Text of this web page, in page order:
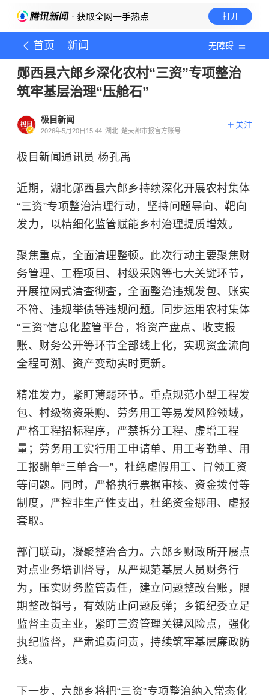
· 获取全网一手热点 打开
首页 新闻 无障碍
郧西县六郎乡深化农村“三资”专项整治
筑牢基层治理“压舱石”
极目新闻
2026年5月20日15:44 湖北 楚天都市报官方账号
关注
极目新闻通讯员 杨孔禹
近期，湖北郧西县六郎乡持续深化开展农村集体
“三资”专项整治清理行动，坚持问题导向、靶向
发力，以精细化监管赋能乡村治理提质增效。
聚焦重点，全面清理整顿。此次行动主要聚焦财
务管理、 工程项目 、村级采购等七大关键环节，
开展拉网式清查彻查，全面整治违规发包、账实
不符、违规举债等违规问题。同步运用农村集体
“三资”信息化监管平台，将资产盘点、收支报
账、财务公开等环节全部线上化，实现资金流向
全程可溯、资产变动实时更新。
精准发力，紧盯薄弱环节。重点规范小型工程发
包、村级物资采购、劳务用工等易发风险领域，
严格工程招标程序，严禁拆分工程、虚增工程
量；劳务用工实行用工申请单、用工考勤单、用
工报酬单“三单合一”，杜绝虚假用工、冒领工资
等问题。同时，严格执行票据审核、资金拨付等
制度，严控非生产性支出，杜绝资金挪用、虚报
套取。
部门联动，凝聚整治合力。六郎乡财政所开展点
对点业务培训督导，从严规范基层人员财务行
为，压实财务监管责任，建立问题整改台账，限
期整改销号，有效防止问题反弹；乡镇纪委立足
监督主责主业，紧盯三资管理关键风险点，强化
执纪监督，严肃追责问责，持续筑牢基层廉政防
线。
下一步，六郎乡将把“三资”专项整治纳入常态化